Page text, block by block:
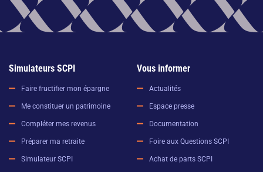
Simulateurs SCPI
Faire fructifier mon épargne
Me constituer un patrimoine
Compléter mes revenus
Préparer ma retraite
Simulateur SCPI
Vous informer
Actualités
Espace presse
Documentation
Foire aux Questions SCPI
Achat de parts SCPI